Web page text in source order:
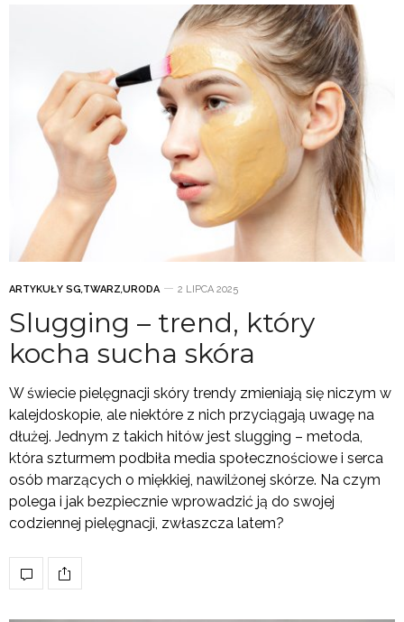
ARTYKUŁY SG,TWARZ,URODA 2 LIPCA 2025
Slugging – trend, który
kocha sucha skóra
W świecie pielęgnacji skóry trendy zmieniają się niczym w
kalejdoskopie, ale niektóre z nich przyciągają uwagę na
dłużej. Jednym z takich hitów jest slugging – metoda,
która szturmem podbiła media społecznościowe i serca
osób marzących o miękkiej, nawilżonej skórze. Na czym
polega i jak bezpiecznie wprowadzić ją do swojej
codziennej pielęgnacji, zwłaszcza latem?